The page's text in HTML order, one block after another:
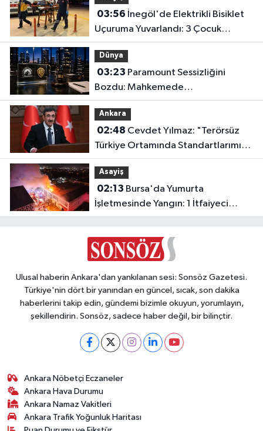
03:56
Uçuruma Yuvarlandı: 3 Çocuk
Yaralandı!
Dünya
03:23
Bozdu: Mahkemede
Kazanacağımıza İnanıyoruz!
Ankara
02:48
Türkiye Ortamında Standartlarımızı
Yükselteceğiz"
Asayiş
02:13
İşletmesinde Yangın: 1 İtfaiyeci
Dumandan Etkilendi
Ulusal haberin Ankara'dan yankılanan sesi: Sonsöz Gazetesi.
Türkiye'nin dört bir yanından en güncel, sıcak, son dakika
haberlerini takip edin, gündemi bizimle okuyun, yorumlayın,
şekillendirin. Sonsöz, sadece haber değil, bir bilinçtir.
Ankara Nöbetçi Eczaneler
Ankara Hava Durumu
Ankara Namaz Vakitleri
Ankara Trafik Yoğunluk Haritası